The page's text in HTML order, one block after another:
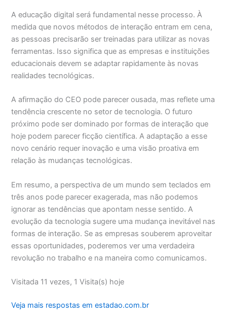
A educação digital será fundamental nesse processo. À
medida que novos métodos de interação entram em cena,
as pessoas precisarão ser treinadas para utilizar as novas
ferramentas. Isso significa que as empresas e instituições
educacionais devem se adaptar rapidamente às novas
realidades tecnológicas.
A afirmação do CEO pode parecer ousada, mas reflete uma
tendência crescente no setor de tecnologia. O futuro
próximo pode ser dominado por formas de interação que
hoje podem parecer ficção científica. A adaptação a esse
novo cenário requer inovação e uma visão proativa em
relação às mudanças tecnológicas.
Em resumo, a perspectiva de um mundo sem teclados em
três anos pode parecer exagerada, mas não podemos
ignorar as tendências que apontam nesse sentido. A
evolução da tecnologia sugere uma mudança inevitável nas
formas de interação. Se as empresas souberem aproveitar
essas oportunidades, poderemos ver uma verdadeira
revolução no trabalho e na maneira como comunicamos.
Visitada 11 vezes, 1 Visita(s) hoje
Veja mais respostas em estadao.com.br